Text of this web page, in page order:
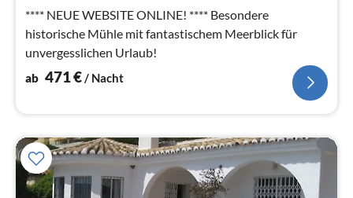
**** NEUE WEBSITE ONLINE! **** Besondere
historische Mühle mit fantastischem Meerblick für
unvergesslichen Urlaub!
ab 471€/ Nacht